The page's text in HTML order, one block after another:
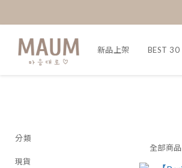
新品上架 BEST 30
分類
現貨
全部商品